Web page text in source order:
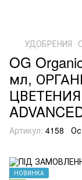
УДОБРЕНИЯ
OG
мл,
Артикул: 4158
НОВИНКА